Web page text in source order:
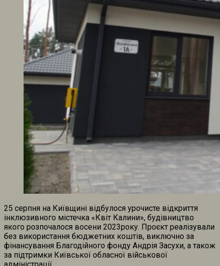
25 серпня на Київщині відбулося урочисте відкриття
інклюзивного містечка «Квіт Калини», будівництво
якого розпочалося восени 2023року. Проєкт реалізували
без використання бюджетних коштів, виключно за
фінансування Благодійного фонду Андрія Засухи, а також
за підтримки Київської обласної військової